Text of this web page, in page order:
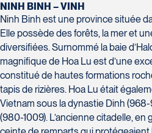
NINH BINH – VINH
Ninh Binh est une province située
Elle possède des forêts, la mer et
diversifiées. Surnommé la baie
magnifique de Hoa Lu est d’une
constitué de hautes formations
tapis de rizières. Hoa Lu était
Vietnam sous la dynastie Dinh
(980-1009). L’ancienne citadelle,
1000 Boulevard Monseigneur
Local 150
Salaberry-de-Valleyfield
J6S 0J7
Tél :450-373-1475
Voyages Plein Soleil
4100 Boulevard de l'Auvergne -
Québec
G2C 1T8